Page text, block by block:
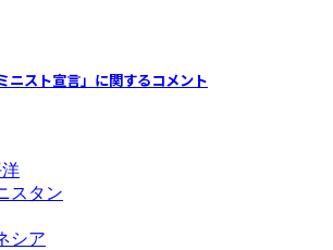
ニスト宣言」に関するコメント
スタン
シア